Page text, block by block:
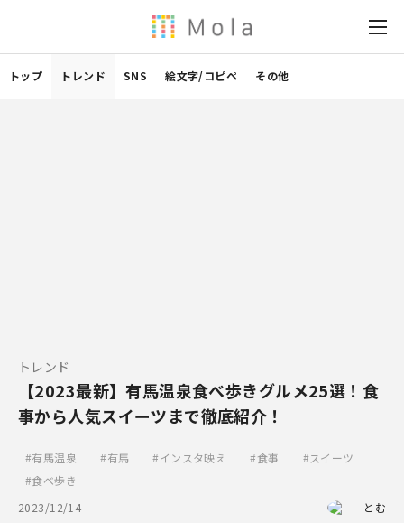
トップ トレンド SNS 絵文字/コピペ その他
トレンド
【2023最新】有馬温泉食べ歩きグルメ25選！食
事から人気スイーツまで徹底紹介！
有馬温泉 有馬 インスタ映え 食事
スイーツ
食べ歩き
2023/12/14
とむ